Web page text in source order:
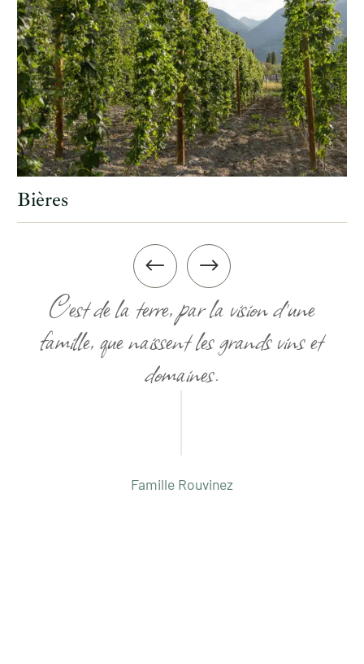
Coeur de Domaines
# $
C’est de la terre, par la vision d’une
famille, que naissent les grands vins et
domaines.
Famille Rouvinez